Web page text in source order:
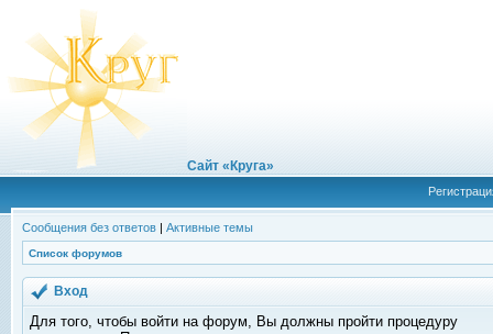
Сайт «Круга»
Сообщения без ответов | Активные темы
Список форумов
Вход
Для того, чтобы войти на форум, Вы должны пройти процедуру